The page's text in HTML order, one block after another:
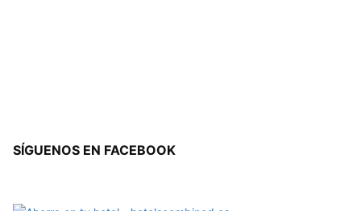
SÍGUENOS EN FACEBOOK